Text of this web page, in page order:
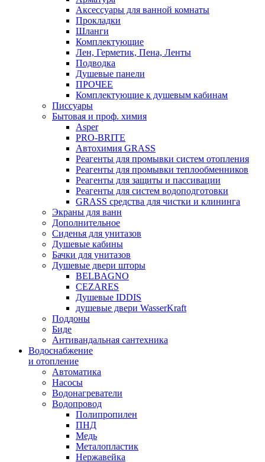
Аксессуары для ванной комнаты
Прокладки
Шланги
Комплектующие
Лен, Герметик, Пена, Ленты
Подводка
Душевые панели
ПРОЧЕЕ
Комплектующие к душевым кабинам
Писсуары
Бытовая и проф. химия
Asper
PRO-BRITE
Автохимия GRASS
Реагенты для промывки систем отопления
Реагенты для промывки теплообменников
Реагенты для защиты и пассивации
Реагенты для систем водоподготовки
GRASS средства для чистки и клининга
Экраны для ванн
Дополнительное
Сиденья для унитазов
Душевые кабины
Бачки для унитазов
Душевые двери шторы
BELBAGNO
CEZARES
Душевые IDDIS
душевые двери WasserKraft
Поддоны
Биде
Антивандальная сантехника
Водоснабжение
и отопление
Автоматика
Насосы
Водонагреватели
Водопровод
Полипропилен
ПНД
Медь
Металопластик
Нержавейка